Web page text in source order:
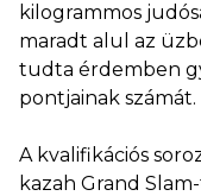
kilogrammos
maradt alul az
tudta érdemben
pontjainak számát.
A kvalifikációs
kazah Grand